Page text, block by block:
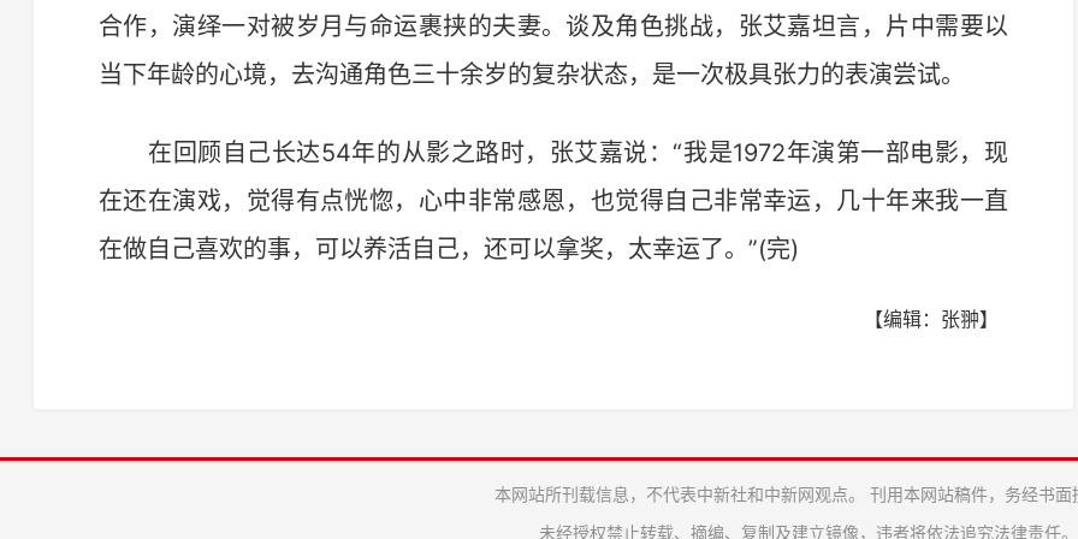
合作，演绎一对被岁月与命运裹挟的夫妻。谈及角色挑战，张艾嘉坦言，片中需要以
当下年龄的心境，去沟通角色三十余岁的复杂状态，是一次极具张力的表演尝试。
在回顾自己长达54年的从影之路时，张艾嘉说：“我是1972年演第一部电影，现
在还在演戏，觉得有点恍惚，心中非常感恩，也觉得自己非常幸运，几十年来我一直
在做自己喜欢的事，可以养活自己，还可以拿奖，太幸运了。”(完)
【编辑：张翀】
本网站所刊载信息，不代表中新社和中新网观点。 刊用本网站稿件，务经书面
未经授权禁止转载、摘编、复制及建立镜像，违者将依法追究法律责任。